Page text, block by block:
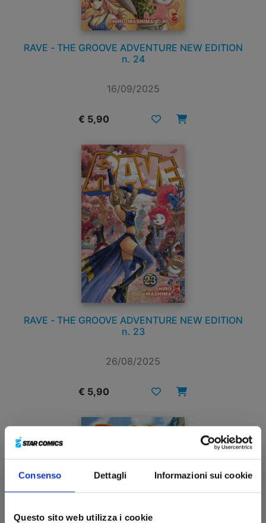
Consenso Dettagli Informazioni sui cookie
Questo sito web utilizza i cookie
RAVE - THE GROOVE ADVENTURE NEW EDITION
n. 24
16/09/2025
€ 5,90
RAVE - THE GROOVE ADVENTURE NEW EDITION
n. 23
26/08/2025
€ 5,90